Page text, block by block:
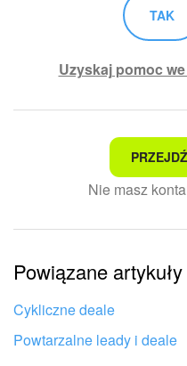
TAK
Uzyskaj pomoc
To nie jest to, czego
Skomplikowany i
Informacje są
Artykuł jest za krótki.
Nie podoba mi się
Nie masz
Powiązane artykuły
Cykliczne deale
Powtarzalne leady i deale